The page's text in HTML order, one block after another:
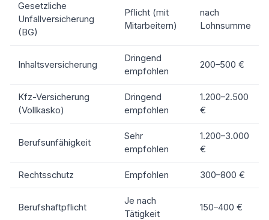
Gesetzliche
Unfallversicherung
(BG)
Pflicht (mit
Mitarbeitern)
nach
Lohnsumme
Inhaltsversicherung
Dringend
empfohlen
200–500 €
Kfz-Versicherung
(Vollkasko)
Dringend
empfohlen
1.200–2.500
€
Berufsunfähigkeit
Sehr
empfohlen
1.200–3.000
€
Rechtsschutz Empfohlen 300–800 €
Berufshaftpflicht
Je nach
Tätigkeit
150–400 €